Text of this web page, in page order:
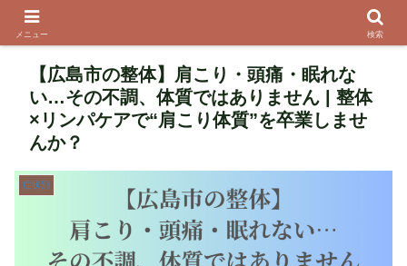
【広島市の整体】肩こり・頭痛・眠れな
い…その不調、体質ではありません | 整体
×リンパケアで“肩こり体質”を卒業しませ
んか？
症状別
メニュー 検索